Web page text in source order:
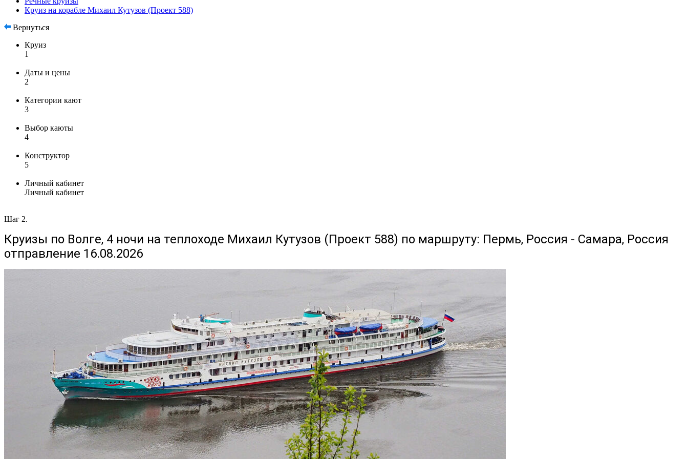
Круиз на корабле Михаил Кутузов (Проект 588)
Вернуться
Круиз
1
Даты и цены
2
Категории кают
3
Выбор каюты
4
Конструктор
5
Личный кабинет
Личный кабинет
Шаг 2.
Круизы по Волге, 4 ночи на теплоходе Михаил Кутузов (Проект 588) по маршруту: Пермь, Россия - Самара, Россия
отправление 16.08.2026